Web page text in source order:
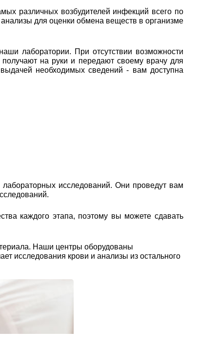
различных возбудителей инфекций всего по
для оценки обмена веществ в организме
лаборатории. При отсутствии возможности
на руки и передают своему врачу для
необходимых сведений - вам доступна
исследований. Они проведут вам
каждого этапа, поэтому вы можете сдавать
Наши центры оборудованы
исследования крови и анализы из остального